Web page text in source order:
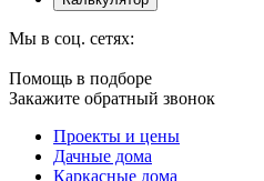
Мы в соц. сетях:
Помощь в подборе
Закажите обратный звонок
Проекты и цены
Дачные дома
Каркасные дома